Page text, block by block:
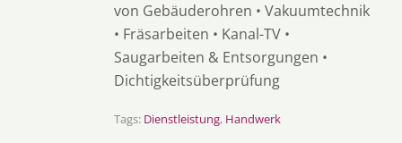
von Gebäuderohren • Vakuumtechnik
• Fräsarbeiten • Kanal-TV •
Saugarbeiten & Entsorgungen •
Dichtigkeitsüberprüfung
Tags: Dienstleistung, Handwerk